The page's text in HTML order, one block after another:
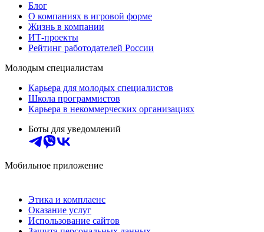
Блог
О компаниях в игровой форме
Жизнь в компании
ИТ-проекты
Рейтинг работодателей России
Молодым специалистам
Карьера для молодых специалистов
Школа программистов
Карьера в некоммерческих организациях
Боты для уведомлений
Мобильное приложение
Этика и комплаенс
Оказание услуг
Использование сайтов